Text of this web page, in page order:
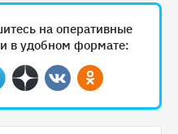
на оперативные
в удобном формате:
ДзенВконтактеОдноклассники